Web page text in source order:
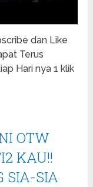
dan Like
Terus
Hari nya 1 klik
OTW
KAU!!
SIA-SIA